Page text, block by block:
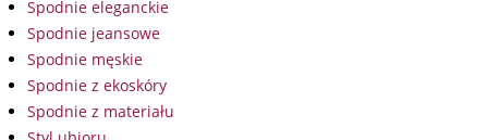
Spodnie eleganckie
Spodnie jeansowe
Spodnie męskie
Spodnie z ekoskóry
Spodnie z materiału